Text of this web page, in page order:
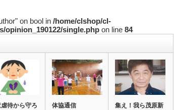
on bool in /home/clshop/cl-
opinion_190122/single.php on line 84
虐待から守ろ
体協通信
集え！我ら茂原新